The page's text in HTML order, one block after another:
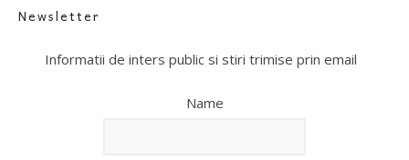
Newsletter
Informatii de inters public si stiri trimise prin email
Name